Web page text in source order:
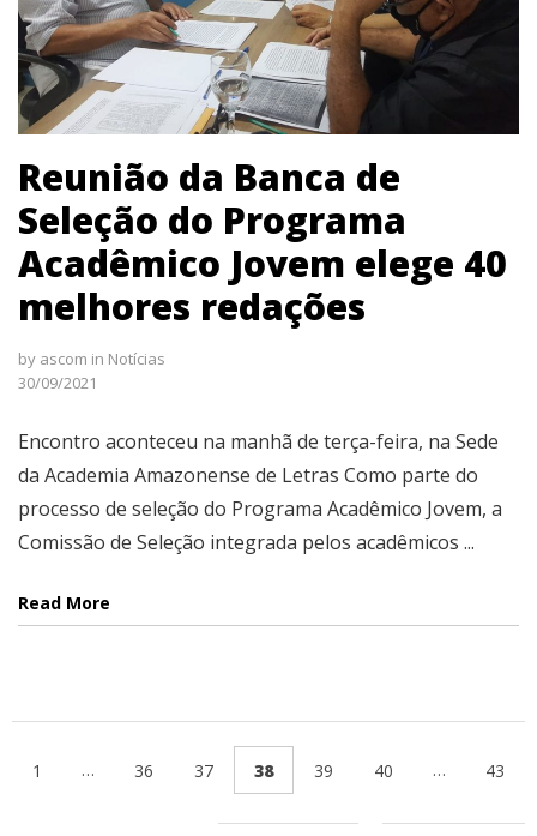
Reunião da Banca de
Seleção do Programa
Acadêmico Jovem elege 40
melhores redações
by ascom in Notícias
30/09/2021
Encontro aconteceu na manhã de terça-feira, na Sede
da Academia Amazonense de Letras Como parte do
processo de seleção do Programa Acadêmico Jovem, a
Comissão de Seleção integrada pelos acadêmicos ...
Read More
1 … 36 37 38 39 40 … 43